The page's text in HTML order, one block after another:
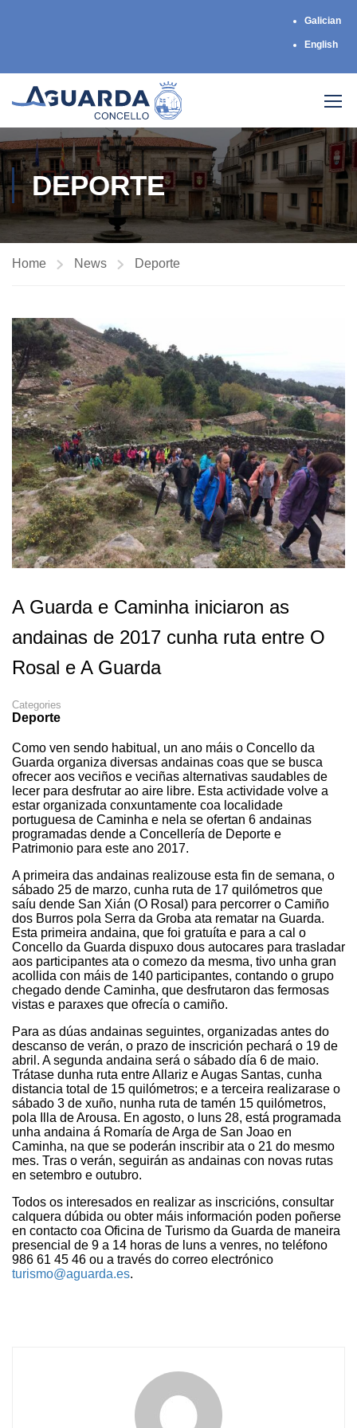
Galician
English
DEPORTE
Home News Deporte
A Guarda e Caminha iniciaron as
andainas de 2017 cunha ruta entre O
Rosal e A Guarda
Categories
Deporte
Como ven sendo habitual, un ano máis o Concello da
Guarda organiza diversas andainas coas que se busca
ofrecer aos veciños e veciñas alternativas saudables de
lecer para desfrutar ao aire libre. Esta actividade volve a
estar organizada conxuntamente coa localidade
portuguesa de Caminha e nela se ofertan 6 andainas
programadas dende a Concellería de Deporte e
Patrimonio para este ano 2017.
A primeira das andainas realizouse esta fin de semana, o
sábado 25 de marzo, cunha ruta de 17 quilómetros que
saíu dende San Xián (O Rosal) para percorrer o Camiño
dos Burros pola Serra da Groba ata rematar na Guarda.
Esta primeira andaina, que foi gratuíta e para a cal o
Concello da Guarda dispuxo dous autocares para trasladar
aos participantes ata o comezo da mesma, tivo unha gran
acollida con máis de 140 participantes, contando o grupo
chegado dende Caminha, que desfrutaron das fermosas
vistas e paraxes que ofrecía o camiño.
Para as dúas andainas seguintes, organizadas antes do
descanso de verán, o prazo de inscrición pechará o 19 de
abril. A segunda andaina será o sábado día 6 de maio.
Trátase dunha ruta entre Allariz e Augas Santas, cunha
distancia total de 15 quilómetros; e a terceira realizarase o
sábado 3 de xuño, nunha ruta de tamén 15 quilómetros,
pola Illa de Arousa. En agosto, o luns 28, está programada
unha andaina á Romaría de Arga de San Joao en
Caminha, na que se poderán inscribir ata o 21 do mesmo
mes. Tras o verán, seguirán as andainas con novas rutas
en setembro e outubro.
Todos os interesados en realizar as inscricións, consultar
calquera dúbida ou obter máis información poden poñerse
en contacto coa Oficina de Turismo da Guarda de maneira
presencial de 9 a 14 horas de luns a venres, no teléfono
986 61 45 46 ou a través do correo electrónico
turismo@aguarda.es.